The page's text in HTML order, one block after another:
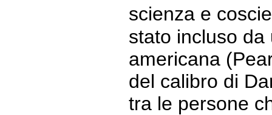
scienza e
stato incluso
americana
del calibro di
tra le persone